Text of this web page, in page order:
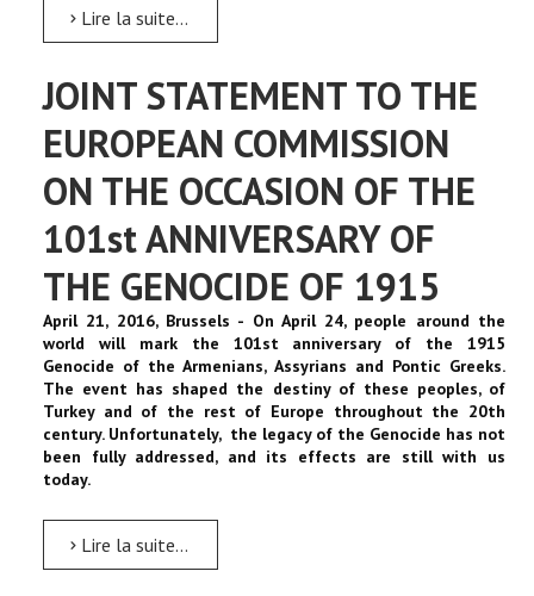
Lire la suite...
JOINT STATEMENT TO THE
EUROPEAN COMMISSION
ON THE OCCASION OF THE
101st ANNIVERSARY OF
THE GENOCIDE OF 1915
April 21, 2016, Brussels - On April 24, people around the
world will mark the 101st anniversary of the 1915
Genocide of the Armenians, Assyrians and Pontic Greeks.
The event has shaped the destiny of these peoples, of
Turkey and of the rest of Europe throughout the 20th
century. Unfortunately, the legacy of the Genocide has not
been fully addressed, and its effects are still with us
today.
Lire la suite...